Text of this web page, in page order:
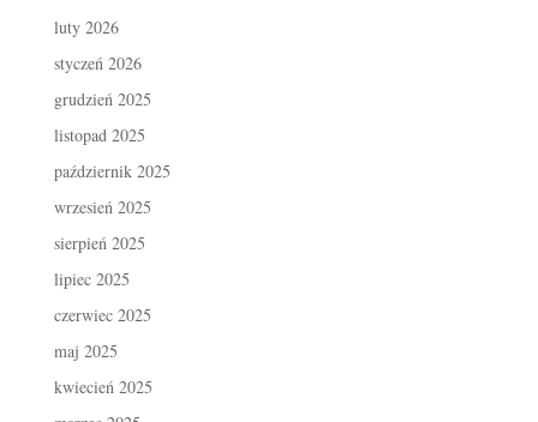
luty 2026
styczeń 2026
grudzień 2025
listopad 2025
październik 2025
wrzesień 2025
sierpień 2025
lipiec 2025
czerwiec 2025
maj 2025
kwiecień 2025